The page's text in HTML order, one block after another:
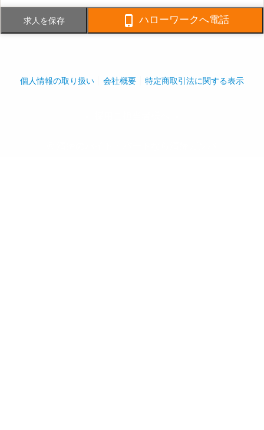
事業内容
・マンション管理事業 ・ビル管理
事業 ・不動産管理事業 ・営繕工
社員数 企業全体:12,090人
求人を保存  ハローワークへ電話
個人情報の取り扱い 会社概要 特定商取引法に関する表示